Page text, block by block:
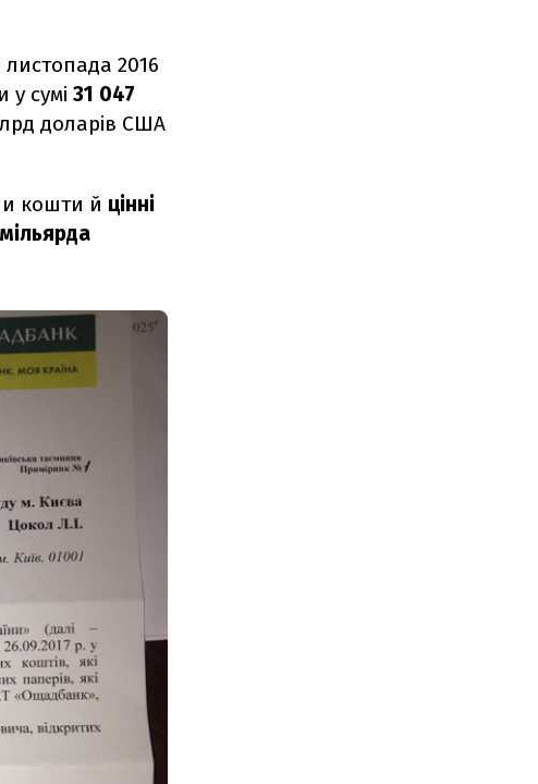
2016
сумі 31 047
доларів США
кошти й цінні